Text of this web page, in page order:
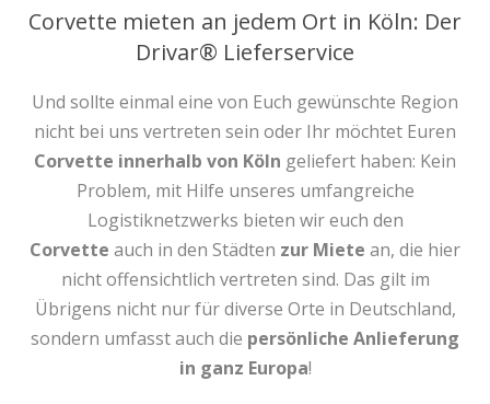
Corvette mieten an jedem Ort in Köln: Der
Drivar® Lieferservice
Und sollte einmal eine von Euch gewünschte Region
nicht bei uns vertreten sein oder Ihr möchtet Euren
Corvette innerhalb von Köln geliefert haben: Kein
Problem, mit Hilfe unseres umfangreiche
Logistiknetzwerks bieten wir euch den
Corvette auch in den Städten zur Miete an, die hier
nicht offensichtlich vertreten sind. Das gilt im
Übrigens nicht nur für diverse Orte in Deutschland,
sondern umfasst auch die persönliche Anlieferung
in ganz Europa!